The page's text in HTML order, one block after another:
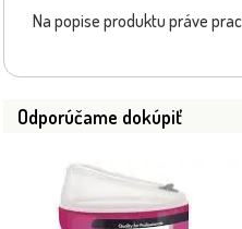
Na popise produktu práve
Odporúčame dokúpiť